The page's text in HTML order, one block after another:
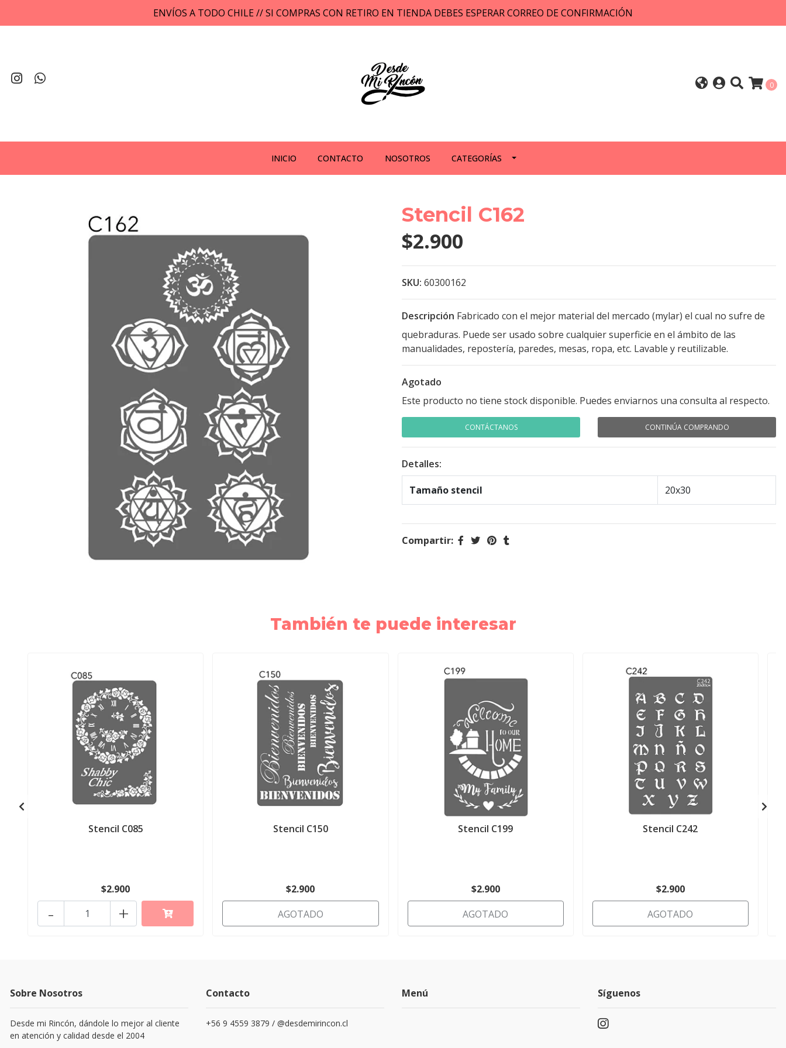
ENVÍOS A TODO CHILE // SI COMPRAS CON RETIRO EN TIENDA DEBES ESPERAR CORREO DE CONFIRMACIÓN
0
INICIO CONTACTO NOSOTROS CATEGORÍAS
Stencil C162
$2.900
SKU: 60300162
Descripción Fabricado con el mejor material del mercado (mylar) el cual no sufre de
quebraduras. Puede ser usado sobre cualquier superficie en el ámbito de las
manualidades, repostería, paredes, mesas, ropa, etc. Lavable y reutilizable.
Agotado
Este producto no tiene stock disponible. Puedes enviarnos una consulta al respecto.
CONTÁCTANOS CONTINÚA COMPRANDO
Detalles:
Tamaño stencil 20x30
Compartir:
También te puede interesar
Stencil C085
$2.900
+
-
Stencil C150
$2.900
AGOTADO
Stencil C199
$2.900
AGOTADO
Stencil C242
$2.900
AGOTADO
Sobre Nosotros
Desde mi Rincón, dándole lo mejor al cliente
en atención y calidad desde el 2004
Contacto
+56 9 4559 3879 / @desdemirincon.cl
Menú Síguenos